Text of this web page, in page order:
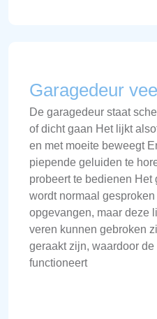
Garagedeur
De garagedeur staat
of dicht gaan Het lijkt
en met moeite beweegt
piepende geluiden te
probeert te bedienen Het
wordt normaal
opgevangen, maar deze
veren kunnen gebroken
geraakt zijn, waardoor
functioneert